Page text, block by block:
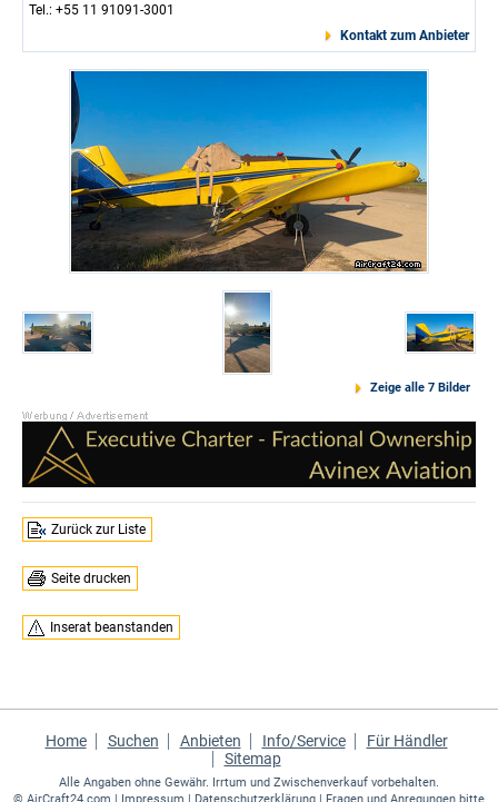
Tel.: +55 11 91091-3001
Kontakt zum Anbieter
Zeige alle 7 Bilder
Zurück zur Liste
Seite drucken
Inserat beanstanden
Home Suchen Anbieten Info/Service
Für Händler
Sitemap
Alle Angaben ohne Gewähr. Irrtum und Zwischenverkauf vorbehalten.